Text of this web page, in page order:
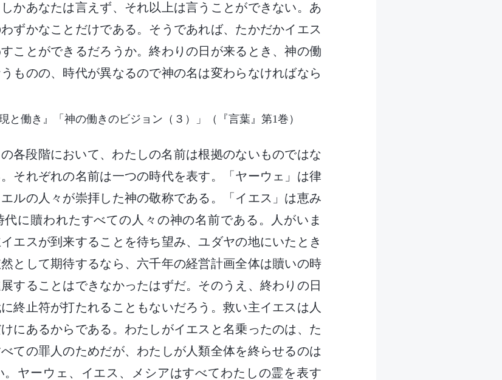
かあなたは言えず、それ以上は言うことができない。あ
ずかなことだけである。そうであれば、たかだかイエス
ことができるだろうか。終わりの日が来るとき、神の働
ものの、時代が異なるので神の名は変わらなければなら
現と働き』「神の働きのビジョン（３）」（『言葉』第1巻）
各段階において、わたしの名前は根拠のないものではな
それぞれの名前は一つの時代を表す。「ヤーウェ」は律
ルの人々が崇拝した神の敬称である。「イエス」は恵み
に贖われたすべての人々の神の名前である。人がいま
エスが到来することを待ち望み、ユダヤの地にいたとき
として期待するなら、六千年の経営計画全体は贖いの時
することはできなかったはずだ。そのうえ、終わりの日
終止符が打たれることもないだろう。救い主イエスは人
にあるからである。わたしがイエスと名乗ったのは、た
ての罪人のためだが、わたしが人類全体を終らせるのは
。ヤーウェ、イエス、メシアはすべてわたしの霊を表す